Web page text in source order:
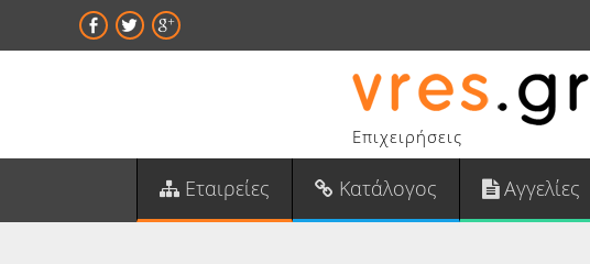
Επιχειρήσεις
Εταιρείες Κατάλογος Αγγελίες